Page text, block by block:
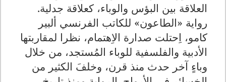
العلاقة بين البؤس والوباء، كعلاقة جدلية.
رواية «الطاعون» للكاتب الفرنسي ألبير
كامو، اِحتلت صدارة الاِهتمام، نظرا لمقاربتها
الأدبية والفلسفية للوباء المُستجد، من خلال
وباءٍ آخر حدث منذ قرن، وخلفَ الكثير من